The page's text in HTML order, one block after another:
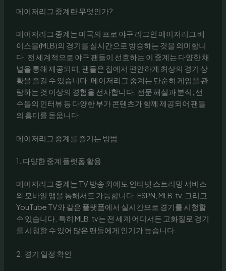
메이저리그 중계란 무엇인가?
메이저리그 중계는 미국의 프로 야구 리그인 메이저리그 베
이스볼(MLB)의 경기를 실시간으로 방송하는 것을 의미합니
다. 전 세계적으로 야구 팬들이 선호하는 이 중계는 다양한 채
널을 통해 제공되며, 팬들은 집에서 편안하게 최상의 경기 상
황을 즐길 수 있습니다. 메이저리그 중계는 단순히 게임을 관
람하는 것 이상의 경험을 선사합니다. 전문 해설과 분석, 선
수들의 인터뷰 등 다양한 부가 콘텐츠가 함께 제공되어 팬들
의 흥미를 돋웁니다.
메이저리그 중계를 즐기는 방법
1. 다양한 중계 플랫폼 활용
메이저리그 중계는 TV 방송 외에도 인터넷 스트리밍 서비스
와 모바일 앱을 통해서도 가능합니다. ESPN, MLB.tv, 그리고
YouTube TV와 같은 플랫폼에서 실시간으로 경기를 시청할
수 있습니다. 특히 MLB.tv는 전 세계 어디서든 고화질로 경기
를 시청할 수 있어 많은 팬들에게 인기가 높습니다.
2. 경기 일정 확인